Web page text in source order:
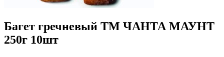
Багет гречневый ТМ ЧАНТА МАУНТ
250г 10шт